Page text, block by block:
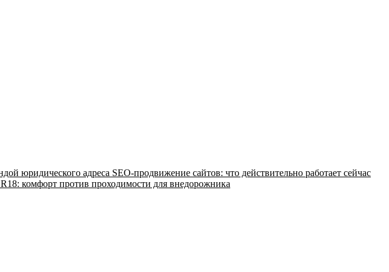
юридического адреса SEO-продвижение сайтов: что действительно работает сейчас
комфорт против проходимости для внедорожника